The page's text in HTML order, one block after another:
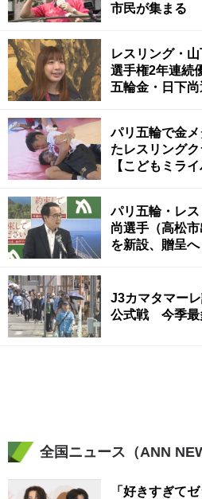
市民が集まる
レスリング・
選手権2年連続
五輪金・日下
パリ五輪で金
たレスリング
【こどもミライ
パリ五輪・レ
尚選手（高松市
を新設、贈呈へ
J3カマタマー
公式戦 今季最
全国ニュース（ANN
「好きすぎて